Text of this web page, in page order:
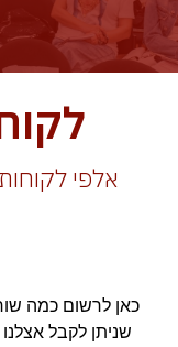
אלפי
כאן לרשום כמה
שניתן לקבל